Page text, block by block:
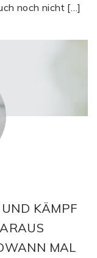
noch nicht […]
KÄMPF
MAL